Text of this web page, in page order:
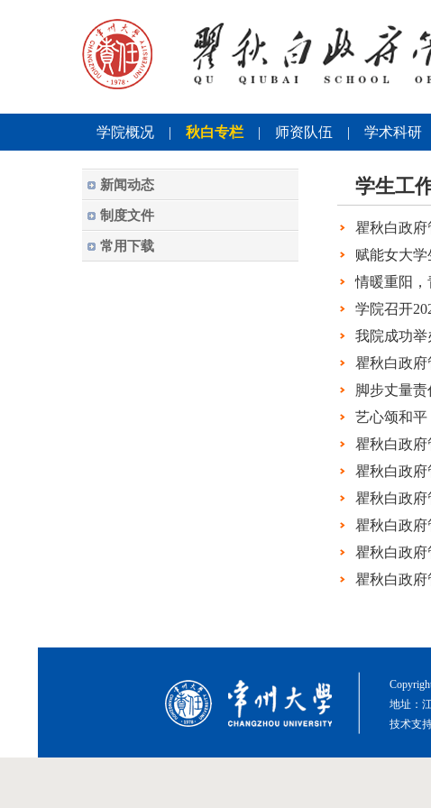
学院概况 | 秋白专栏 | 师资队伍 | 学术科研
新闻动态
制度文件
常用下载
学生工
瞿秋白政
赋能女大
情暖重阳
学院召开
我院成功举
瞿秋白政
脚步丈量
艺心颂和
瞿秋白政
瞿秋白政
瞿秋白政府
瞿秋白政
瞿秋白政府
瞿秋白政府
地址：
技术支